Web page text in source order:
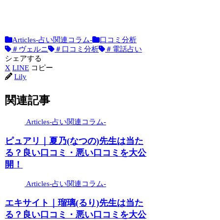
Articles-占い関連コラム-
口コミ分析
＃ヴェルニ
＃口コミ分析
＃電話占い
シェアする
X LINE コピー
Lily
関連記事
Articles-占い関連コラム-
ピュアリ｜夏乃(なつの)先生は当た
る？良い口コミ・悪い口コミを大公
開！
Articles-占い関連コラム-
エキサイト｜瑠璃(るり)先生は当た
る？良い口コミ・悪い口コミを大公